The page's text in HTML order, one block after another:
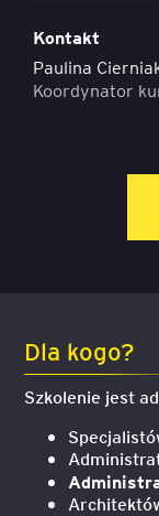
Dla kogo?
Szkolenie jest
Kontakt
Paulina
Koordynator